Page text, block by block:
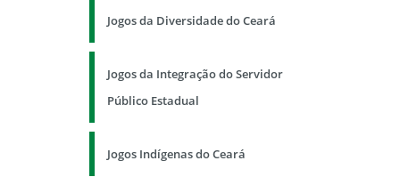
Jogos da Diversidade do Ceará
Jogos da Integração do Servidor
Público Estadual
Jogos Indígenas do Ceará